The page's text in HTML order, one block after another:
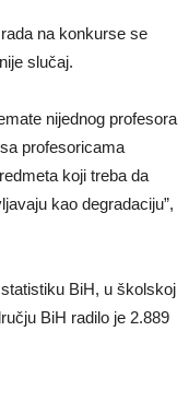
na konkurse se
slučaj.
nijednog profesora
profesoricama
koji treba da
kao degradaciju”,
BiH, u školskoj
BiH radilo je 2.889